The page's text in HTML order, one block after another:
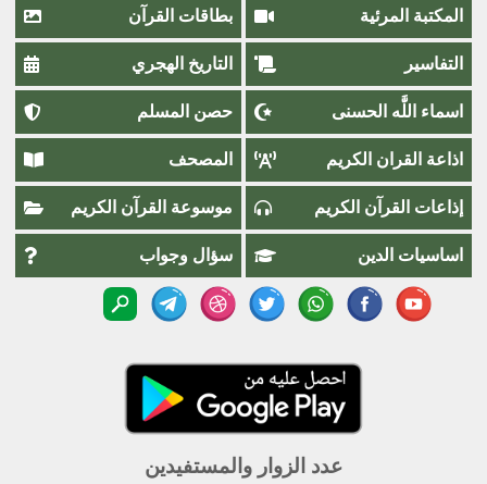
المكتبة المرئية بطاقات القرآن
التفاسير التاريخ الهجري
اسماء اللَّٰه الحسنى حصن المسلم
اذاعة القران الكريم المصحف
إذاعات القرآن الكريم موسوعة القرآن الكريم
اساسيات الدين سؤال وجواب
عدد الزوار والمستفيدين